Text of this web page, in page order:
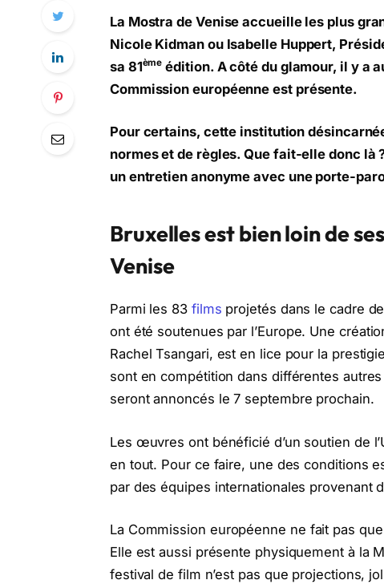
La Mostra de Venise accueille les plus
Nicole Kidman ou Isabelle Huppert,
sa 81ème édition. A côté du glamour, il y a
Commission européenne est présente.
Pour certains, cette institution
normes et de règles. Que fait-elle donc là
un entretien anonyme avec une porte-
Bruxelles est bien loin de
Venise
Parmi les 83 films projetés dans le cadre
ont été soutenues par l’Europe. Une
Rachel Tsangari, est en lice pour la
sont en compétition dans différentes
seront annoncés le 7 septembre prochain.
Les œuvres ont bénéficié d’un soutien de
en tout. Pour ce faire, une des conditions
par des équipes internationales provenant
La Commission européenne ne fait pas
Elle est aussi présente physiquement à la
festival de film n’est pas que projections,